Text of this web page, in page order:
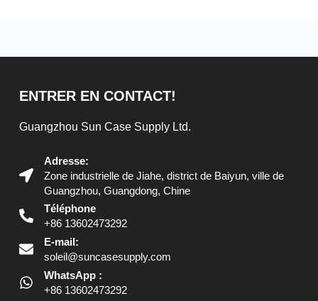
ENTRER EN CONTACT!
Guangzhou Sun Case Supply Ltd.
Adresse:
Zone industrielle de Jiahe, district de Baiyun, ville de
Guangzhou, Guangdong, Chine
Téléphone
+86 13602473292
E-mail:
soleil@suncasesupply.com
WhatsApp :
+86 13602473292